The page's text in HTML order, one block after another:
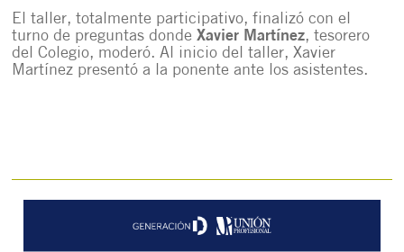
El taller, totalmente participativo, finalizó con el
turno de preguntas dondeXavier Martínez, tesorero
del Colegio, moderó. Al inicio del taller, Xavier
Martínez presentó a la ponente ante los asistentes.